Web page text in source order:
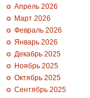
Апрель 2026
Март 2026
Февраль 2026
Январь 2026
Декабрь 2025
Ноябрь 2025
Октябрь 2025
Сентябрь 2025